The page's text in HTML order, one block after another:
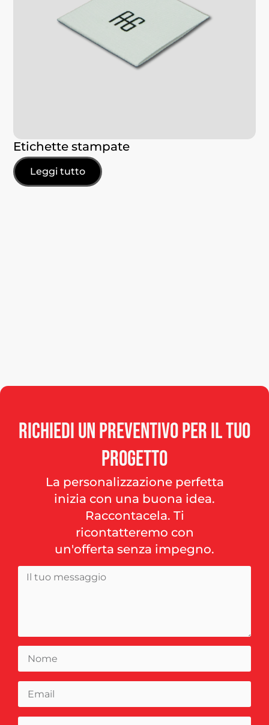
Etichette stampate
Leggi tutto
Richiediunpreventivoperiltuo
progetto
La personalizzazione perfetta
inizia con una buona idea.
Raccontacela. Ti
ricontatteremo con
un'offerta senza impegno.